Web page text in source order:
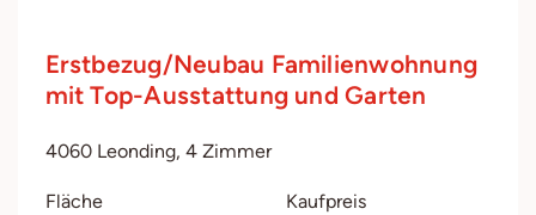
Erstbezug/Neubau Familienwohnung
mit Top-Ausstattung und Garten
4060 Leonding, 4 Zimmer
Fläche Kaufpreis